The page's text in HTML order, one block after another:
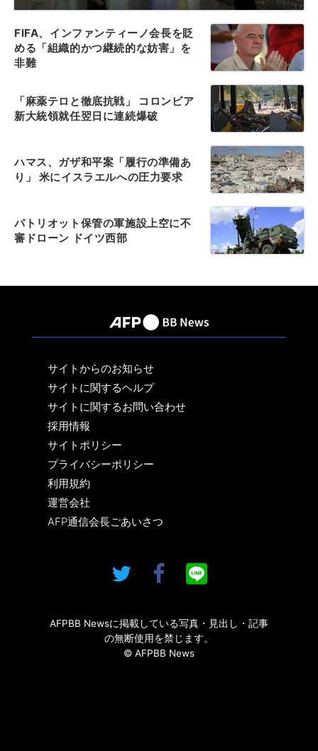
FIFA、インファンティーノ会長を貶
める「組織的かつ継続的な妨害」を
非難
「麻薬テロと徹底抗戦」 コロンビア
新大統領就任翌日に連続爆破
ハマス、ガザ和平案「履行の準備あ
り」 米にイスラエルへの圧力要求
パトリオット保管の軍施設上空に不
審ドローン ドイツ西部
サイトからのお知らせ
サイトに関するヘルプ
サイトに関するお問い合わせ
採用情報
サイトポリシー
プライバシーポリシー
利用規約
運営会社
AFP通信会長ごあいさつ
AFPBB Newsに掲載している写真・見出し・記事
の無断使用を禁じます。
© AFPBB News